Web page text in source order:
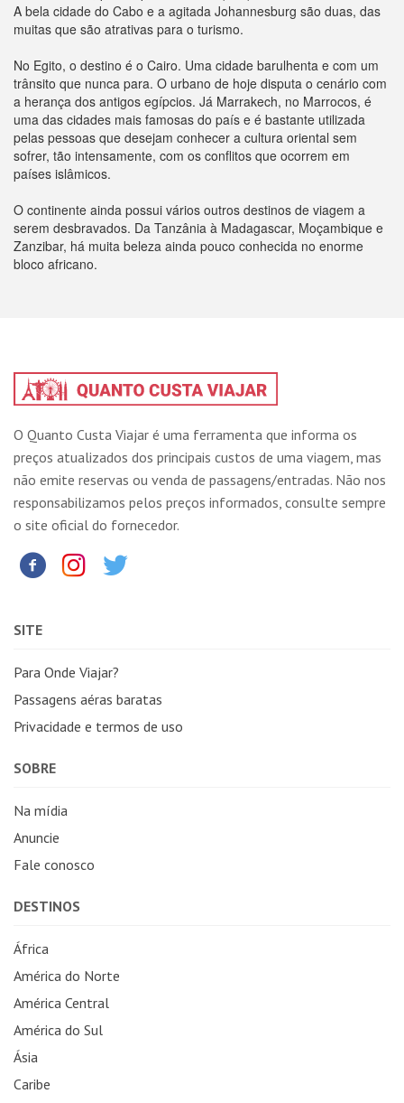
A bela cidade do Cabo e a agitada Johannesburg são duas, das
muitas que são atrativas para o turismo.
No Egito, o destino é o Cairo. Uma cidade barulhenta e com um
trânsito que nunca para. O urbano de hoje disputa o cenário com
a herança dos antigos egípcios. Já Marrakech, no Marrocos, é
uma das cidades mais famosas do país e é bastante utilizada
pelas pessoas que desejam conhecer a cultura oriental sem
sofrer, tão intensamente, com os conflitos que ocorrem em
países islâmicos.
O continente ainda possui vários outros destinos de viagem a
serem desbravados. Da Tanzânia à Madagascar, Moçambique e
Zanzibar, há muita beleza ainda pouco conhecida no enorme
bloco africano.
O Quanto Custa Viajar é uma ferramenta que informa os
preços atualizados dos principais custos de uma viagem, mas
não emite reservas ou venda de passagens/entradas. Não nos
responsabilizamos pelos preços informados, consulte sempre
o site oficial do fornecedor.
SITE
Para Onde Viajar?
Passagens aéras baratas
Privacidade e termos de uso
SOBRE
Na mídia
Anuncie
Fale conosco
DESTINOS
África
América do Norte
América Central
América do Sul
Ásia
Caribe